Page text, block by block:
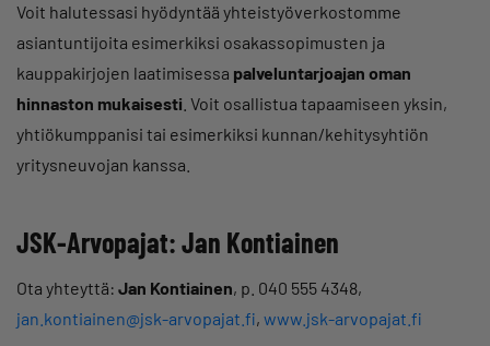
Voit halutessasi hyödyntää yhteistyöverkostomme
asiantuntijoita esimerkiksi osakassopimusten ja
kauppakirjojen laatimisessa palveluntarjoajan oman
hinnaston mukaisesti . Voit osallistua tapaamiseen yksin,
yhtiökumppanisi tai esimerkiksi kunnan/kehitysyhtiön
yritysneuvojan kanssa.
JSK-Arvopajat: Jan Kontiainen
Ota yhteyttä: Jan Kontiainen, p. 040 555 4348,
jan.kontiainen@jsk-arvopajat.fi, www.jsk-arvopajat.fi